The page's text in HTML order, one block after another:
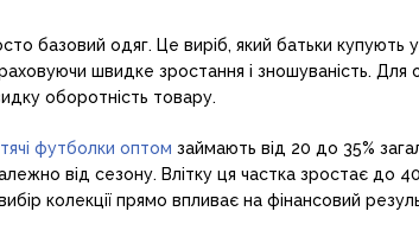
базовий одяг. Це виріб, який батьки купують
швидке зростання і зношуваність. Для
оборотність товару.
футболки оптом займають від 20 до 35%
від сезону. Влітку ця частка зростає до
колекції прямо впливає на фінансовий